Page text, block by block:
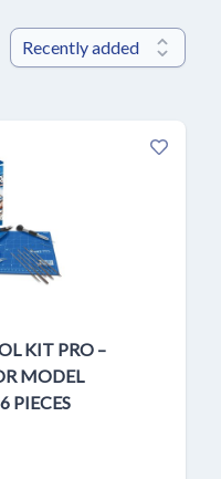
KIT PRO –
MODEL
PIECES